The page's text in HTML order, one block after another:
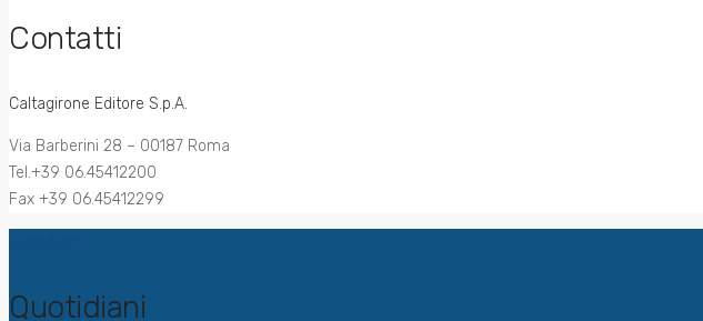
Contatti
Caltagirone Editore S.p.A.
Via Barberini 28 – 00187 Roma
Tel.+39 06.45412200
Fax +39 06.45412299
Quotidiani